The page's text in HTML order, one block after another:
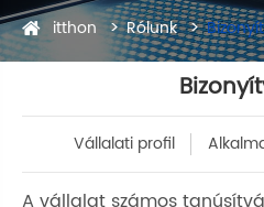
itthon Rólunk
Vállalati profil